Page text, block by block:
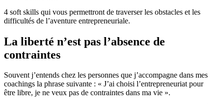
4 soft skills qui vous permettront de traverser les obstacles et les
difficultés de l’aventure entrepreneuriale.
La liberté n’est pas l’absence de
contraintes
Souvent j’entends chez les personnes que j’accompagne dans mes
coachings la phrase suivante : « J’ai choisi l’entrepreneuriat pour
être libre, je ne veux pas de contraintes dans ma vie ».